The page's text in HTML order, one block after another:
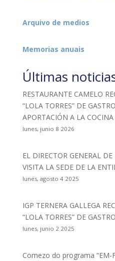
Arquivo de medios
Memorias anuais
Últimas
RESTAURANTE CAMELO
“LOLA TORRES” DE
APORTACIÓN A LA
lunes, junio 8 2026
EL DIRECTOR GENERAL
VISITA LA SEDE DE LA
lunes, agosto 4 2025
IGP TERNERA GALLEGA
“LOLA TORRES” DE
lunes, junio 2 2025
Comezo do programa “EM-